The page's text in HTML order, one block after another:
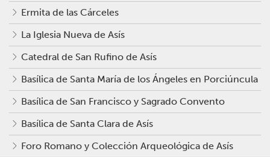
Ermita de las Cárceles
La Iglesia Nueva de Asís
Catedral de San Rufino de Asís
Basílica de Santa María de los Ángeles en Porciúncula
Basílica de San Francisco y Sagrado Convento
Basílica de Santa Clara de Asís
Foro Romano y Colección Arqueológica de Asís